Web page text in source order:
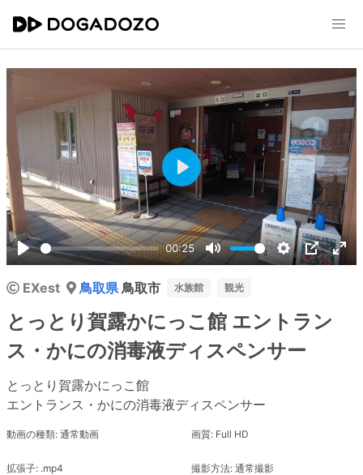
Play
00:25
Mute Settings
PIP
Play
EXest 鳥取県鳥取市 水族館 観光
とっとり賀露かにっこ館 エントラン
ス・かにの消毒液ディスペンサー
とっとり賀露かにっこ館
エントランス・かにの消毒液ディスペンサー
動画の種類: 通常動画 画質: Full HD
拡張子: .mp4 撮影方法: 通常撮影